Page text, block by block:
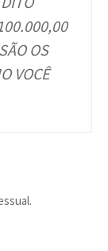
OS
VOCÊ